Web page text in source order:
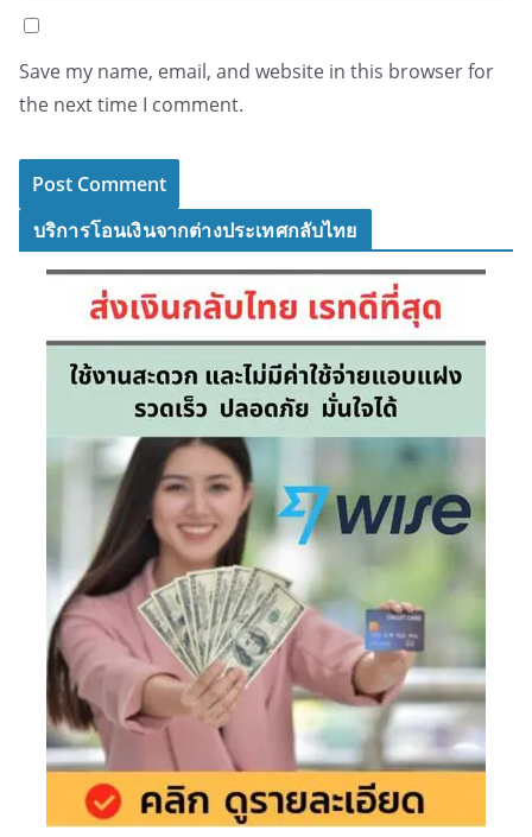
Save my name, email, and website in this browser for
the next time I comment.
บริการโอนเงินจากต่างประเทศกลับไทย